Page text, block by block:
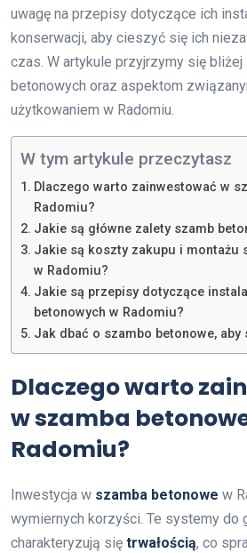
uwagę na przepisy dotyczące ich
konserwacji, aby cieszyć się ich
czas. W artykule przyjrzymy się
betonowych oraz aspektom
użytkowaniem w Radomiu.
W tym artykule przeczytasz
Dlaczego warto zainwestować w
Radomiu?
Jakie są główne zalety szamb
Jakie są koszty zakupu i montażu
w Radomiu?
Jakie są przepisy dotyczące
betonowych w Radomiu?
Jak dbać o szambo betonowe, aby
Dlaczego warto
w szamba
Radomiu?
Inwestycja w szamba betonowe w
wymiernych korzyści. Te systemy do
charakteryzują się trwałością, co